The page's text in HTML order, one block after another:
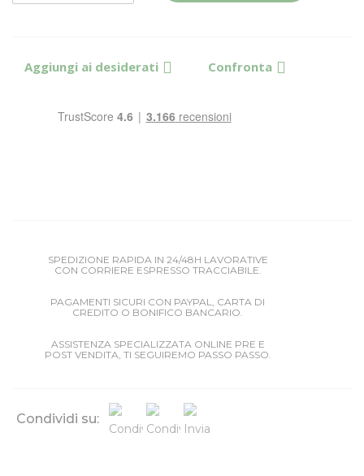
Aggiungi ai desiderati Confronta
SPEDIZIONE RAPIDA IN 24/48H LAVORATIVE
CON CORRIERE ESPRESSO TRACCIABILE.
PAGAMENTI SICURI CON PAYPAL, CARTA DI
CREDITO O BONIFICO BANCARIO.
ASSISTENZA SPECIALIZZATA ONLINE PRE E
POST VENDITA, TI SEGUIREMO PASSO PASSO.
Condividi su: